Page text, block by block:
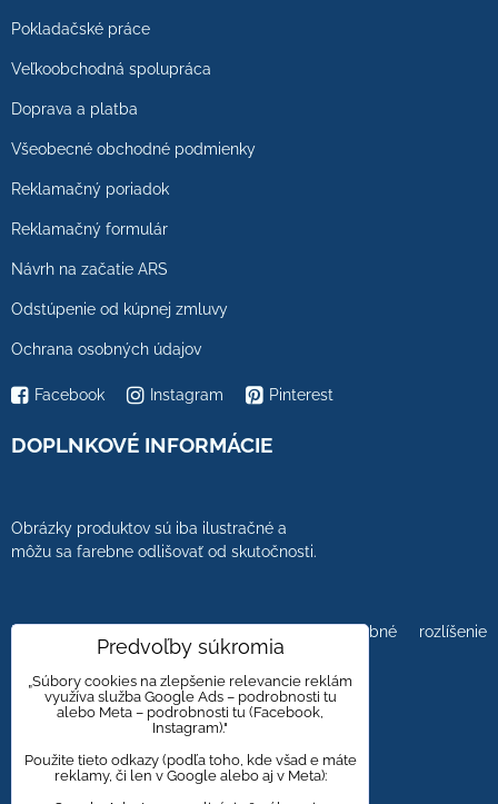
Pokladačské práce
Veľkoobchodná spolupráca
Doprava a platba
Všeobecné obchodné podmienky
Reklamačný poriadok
Reklamačný formulár
Návrh na začatie ARS
Odstúpenie od kúpnej zmluvy
Ochrana osobných údajov
Facebook Instagram Pinterest
DOPLNKOVÉ INFORMÁCIE
Obrázky produktov sú iba ilustračné a
môžu sa farebne odlišovať od skutočnosti.
Farebnosť obrázkov tiež ovplyvňuje farebné rozlíšenie
zobrazovacej jednotky.
Obklady a dlažby s kameninovým, mramorovým,
dreveným dizajnom majú viacero kresieb,
aby bola zachovaná čo najväčšia autentickosť
Predvoľby súkromia
„Súbory cookies na zlepšenie relevancie reklám
využíva služba Google Ads – podrobnosti tu
alebo Meta – podrobnosti tu (Facebook,
Instagram)."
Použite tieto odkazy (podľa toho, kde všad e máte
reklamy, či len v Google alebo aj v Meta):